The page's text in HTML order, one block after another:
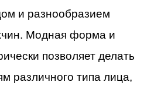
и разнообразием
Модная форма и
позволяет делать
различного типа лица,